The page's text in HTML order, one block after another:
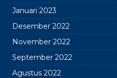
Januari 2023
Desember 2022
November 2022
September 2022
Agustus 2022